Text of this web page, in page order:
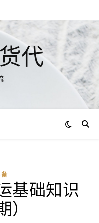
代
基础知识
）